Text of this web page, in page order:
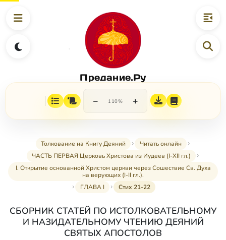
Предание.Ру
− 110% +
Толкование на Книгу Деяний
Читать онлайн
ЧАСТЬ ПЕРВАЯ Церковь Христова из Иудеев (I-XII гл.)
I. Открытие основанной Христом церкви через Сошествие Св. Духа
на верующих (I-II гл.).
ГЛАВА I
Стих 21-22
СБОРНИК СТАТЕЙ ПО ИСТОЛКОВАТЕЛЬНОМУ
И НАЗИДАТЕЛЬНОМУ ЧТЕНИЮ ДЕЯНИЙ
СВЯТЫХ АПОСТОЛОВ